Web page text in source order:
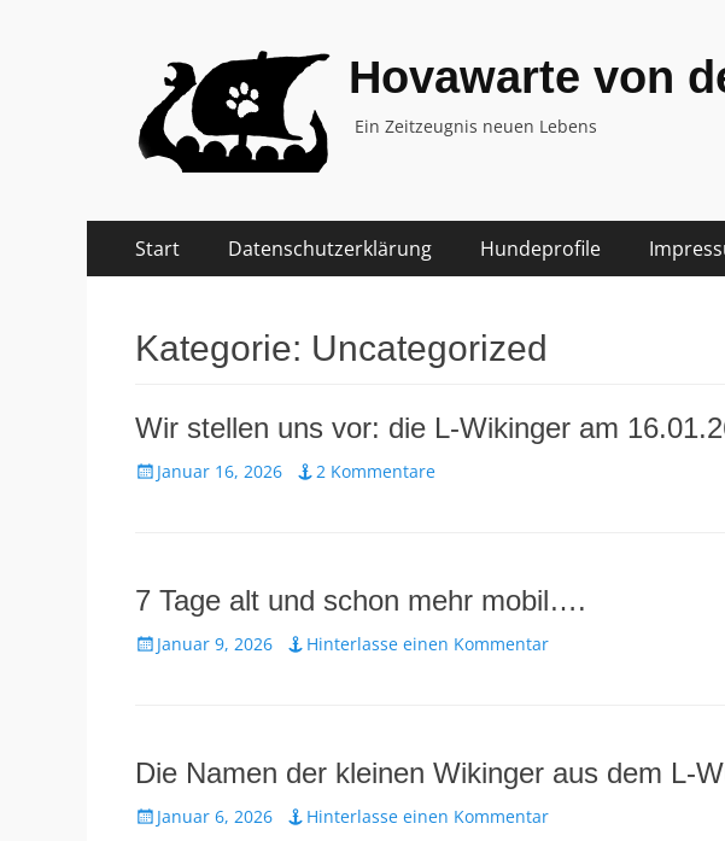
Hovawarte von
Ein Zeitzeugnis neuen Lebens
Primäres
Menü
Inhalt
Start Datenschutzerklärung Hundeprofile
Kategorie: Uncategorized
Wir stellen uns vor: die L-Wikinger am
Veröffentlicht
Januar 16, 2026 2 Kommentare
7 Tage alt und schon mehr mobil….
Veröffentlicht
Januar 9, 2026 Hinterlasse einen Kommentar
Die Namen der kleinen Wikinger aus dem L-
Veröffentlicht
Januar 6, 2026 Hinterlasse einen Kommentar